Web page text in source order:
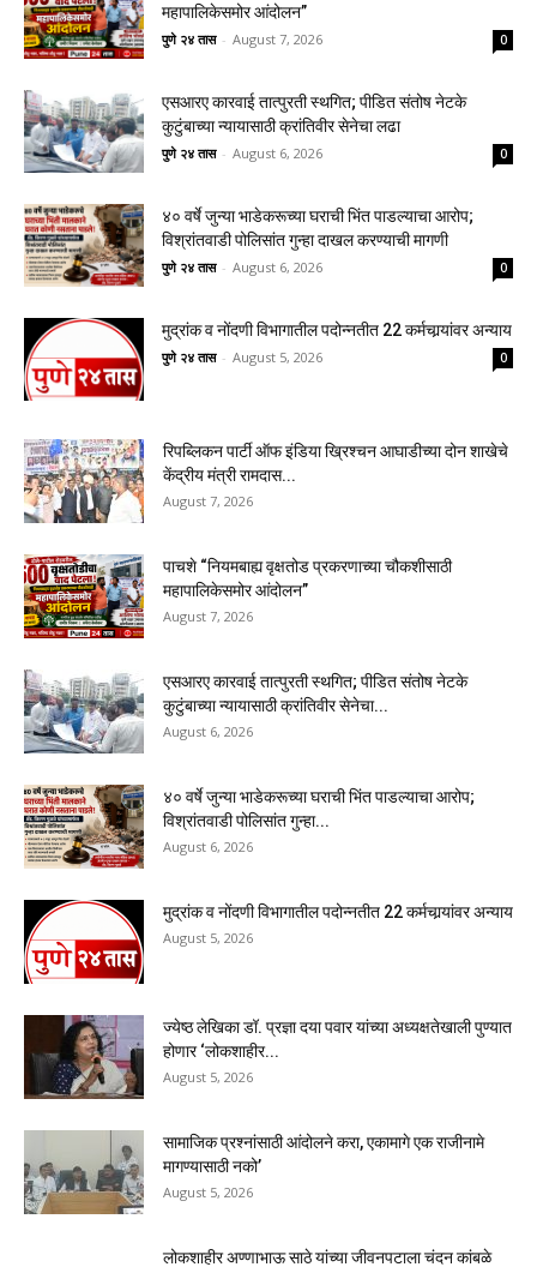
महापालिकेसमोर आंदोलन”
पुणे २४ तास - August 7, 2026 0
एसआरए कारवाई तात्पुरती स्थगित; पीडित संतोष नेटके
कुटुंबाच्या न्यायासाठी क्रांतिवीर सेनेचा लढा
पुणे २४ तास - August 6, 2026 0
४० वर्षे जुन्या भाडेकरूच्या घराची भिंत पाडल्याचा आरोप;
विश्रांतवाडी पोलिसांत गुन्हा दाखल करण्याची मागणी
पुणे २४ तास - August 6, 2026 0
मुद्रांक व नोंदणी विभागातील पदोन्नतीत 22 कर्मचार्‍यांवर अन्याय
पुणे २४ तास - August 5, 2026 0
रिपब्लिकन पार्टी ऑफ इंडिया ख्रिश्चन आघाडीच्या दोन शाखेचे
केंद्रीय मंत्री रामदास...
August 7, 2026
पाचशे “नियमबाह्य वृक्षतोड प्रकरणाच्या चौकशीसाठी
महापालिकेसमोर आंदोलन”
August 7, 2026
एसआरए कारवाई तात्पुरती स्थगित; पीडित संतोष नेटके
कुटुंबाच्या न्यायासाठी क्रांतिवीर सेनेचा...
August 6, 2026
४० वर्षे जुन्या भाडेकरूच्या घराची भिंत पाडल्याचा आरोप;
विश्रांतवाडी पोलिसांत गुन्हा...
August 6, 2026
मुद्रांक व नोंदणी विभागातील पदोन्नतीत 22 कर्मचार्‍यांवर अन्याय
August 5, 2026
ज्येष्ठ लेखिका डॉ. प्रज्ञा दया पवार यांच्या अध्यक्षतेखाली पुण्यात
होणार ‘लोकशाहीर...
August 5, 2026
सामाजिक प्रश्नांसाठी आंदोलने करा, एकामागे एक राजीनामे
मागण्यासाठी नको’
August 5, 2026
लोकशाहीर अण्णाभाऊ साठे यांच्या जीवनपटाला चंदन कांबळे